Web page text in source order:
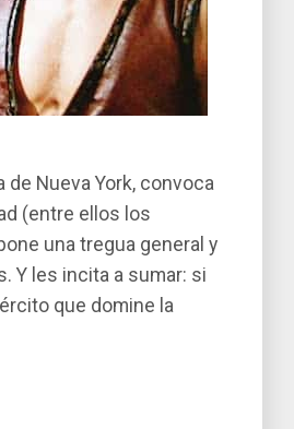
de Nueva York, convoca
(entre ellos los
una tregua general y
Y les incita a sumar: si
que domine la